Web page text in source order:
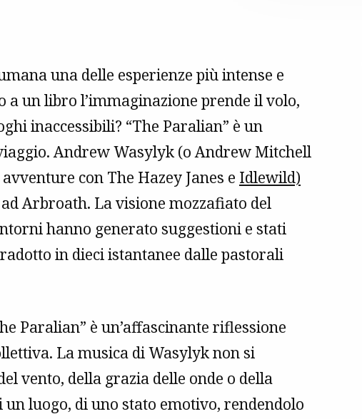
una delle esperienze più intense e
a un libro l’immaginazione prende il volo,
inaccessibili? “The Paralian” è un
Andrew Wasylyk (o Andrew Mitchell
con The Hazey Janes e Idlewild)
Arbroath. La visione mozzafiato del
hanno generato suggestioni e stati
in dieci istantanee dalle pastorali
Paralian” è un’affascinante riflessione
La musica di Wasylyk non si
vento, della grazia delle onde o della
un luogo, di uno stato emotivo, rendendolo